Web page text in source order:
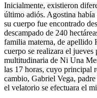
Inicialmente, existieron
último adiós. Agostina había
su cuerpo fue encontrado
descampado de 240
familia materna, de apellido
cuerpo se realizara el
multitudinaria de Ni Una
las 17 horas, cuyo principal
cambio, Gabriel Vega,
el velatorio se efectuara el